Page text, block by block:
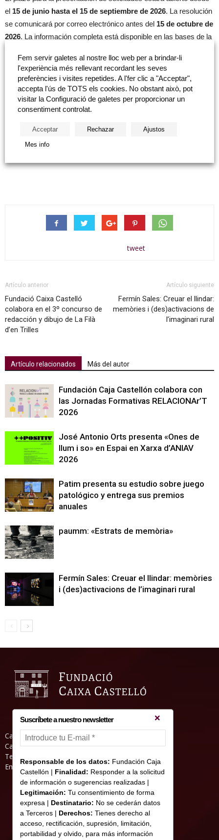
el 15 de junio hasta el 15 de septiembre de 2026. La resolución
se comunicará por correo electrónico antes del 15 de octubre de
2026. La información completa está disponible en las bases de la
Bases en castellano
Bases en valencià
tweet
Artículo anterior
Fundació Caixa Castelló
colabora en el 3º concurso de
redacción y dibujo de La Filà
d’en Trilles
Artículo siguiente
Fermín Sales: Creuar el llindar:
memòries i (des)activacions de
l’imaginari rural
Artículo relacionados Más del autor
Fundación Caja Castellón colabora con
las Jornadas Formativas RELACIONAr’T
2026
José Antonio Orts presenta «Ones de
llum i so» en Espai en Xarxa d’ANIAV
2026
Patim presenta su estudio sobre juego
patológico y entrega sus premios
anuales
paumm: «Estrats de memòria»
Fermín Sales: Creuar el llindar: memòries
i (des)activacions de l’imaginari rural
Casa Abadia, Pl. de la Hierba s/nº, 12001
Castelló de la Plana
Teléfono: 964 23 25 51
Email: informacion@fundacioncajacastellon.es
Suscríbete a nuestro newsletter
Responsable de los datos: Fundación Caja
Castellón | Finalidad: Responder a la solicitud
de información o sugerencias realizadas |
Legitimación: Tu consentimiento de forma
expresa | Destinatario: No se cederán datos
a Terceros | Derechos: Tienes derecho al
acceso, rectificación, supresión, limitación,
portabilidad y olvido, para más información
Fem servir galetes al nostre lloc web per a brindar-li
l'experiència més rellevant recordant les seves
preferències i visites repetides. A l'fer clic a "Acceptar",
accepta l'ús de TOTS els cookies. No obstant això, pot
visitar la Configuració de galetes per proporcionar un
consentiment controlat.
Acceptar Rechazar Ajustos
Mes info